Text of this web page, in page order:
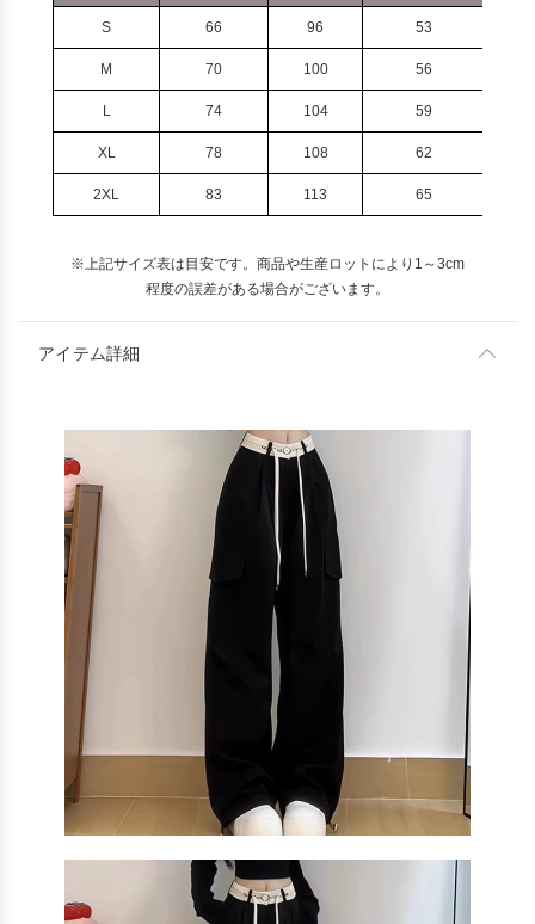
S 66 96 53
M 70 100 56
L 74 104 59
XL 78 108 62
2XL 83 113 65
※上記サイズ表は目安です。商品や生産ロットにより1～3cm
程度の誤差がある場合がございます。
アイテム詳細